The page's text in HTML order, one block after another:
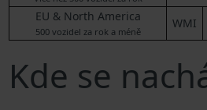
EU & North America
500 vozidel za rok a méně
WMI
Kde se